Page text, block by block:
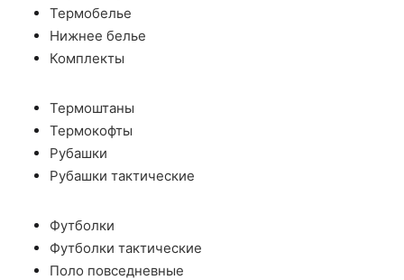
Термобелье
Нижнее белье
Комплекты
Термоштаны
Термокофты
Рубашки
Рубашки тактические
Футболки
Футболки тактические
Поло повседневные